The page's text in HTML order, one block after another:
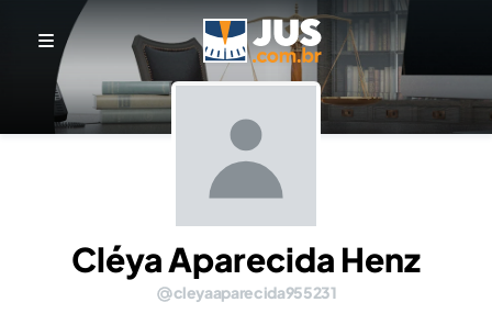
Cléya Aparecida Henz
cleyaaparecida955231